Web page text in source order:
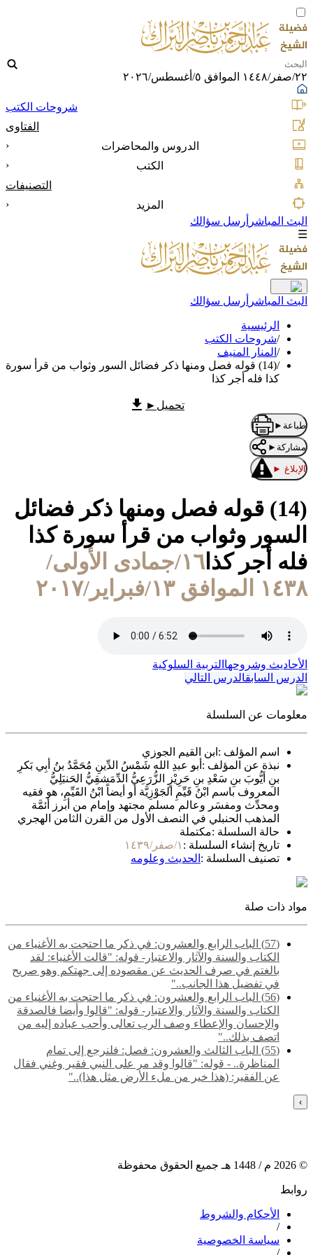
٢٢/صفر/١٤٤٨ الموافق ٥/أغسطس/٢٠٢٦
شروحات الكتب
الفتاوى
الدروس والمحاضرات
‹
الكتب
‹
التصنيفات
المزيد
‹
البث المباشر أرسل سؤالك
☰
البث المباشر أرسل سؤالك
الرئيسية
/شروحات الكتب
/ المنار المنيف
/
(14) قوله فصل ومنها ذكر فضائل السور وثواب من قرأ سورة
كذا فله أجر كذا
تحميل ►
طباعة ►
مشاركة ►
الإبلاغ ►
(14) قوله فصل ومنها ذكر فضائل
السور وثواب من قرأ سورة كذا
فله أجر كذا
١٦/جمادى الأولى/
١٤٣٨ الموافق ١٣/فبراير/٢٠١٧
الأحاديث وشروحها التربية السلوكية
الدرس السابقالدرس التالي
معلومات عن السلسلة
اسم المؤلف : ابن القيم الجوزي
نبذة عن المؤلف : أبو عبدِ الله شَمْسُ الدِّينِ مُحَمَّدُ بنُ أبِي بَكرِ
بنِ أيُّوبَ بنِ سَعْدِ بنِ حَرِيْزٍ الزُّرَعِيُّ الدِّمَشقِيُّ الحَنبَلِيُّ
المعروف باسم ابْنُ قَيِّمِ الجَوْزِيَّة أو أيضاً ابْنُ القَيِّمِ، هو فقيه
ومحدِّث ومفسَر وعالم مسلم مجتهد وإمام من أبرز أئمَّة
المذهب الحنبلي في النصف الأول من القرن الثامن الهجري
حالة السلسلة :مكتملة
تاريخ إنشاء السلسلة : ١/صفر/١٤٣٩
تصنيف السلسلة : الحديث وعلومه
مواد ذات صلة
(57) الباب الرابع والعشرون: في ذكر ما احتجت به الأغنياء من
الكتاب والسنة والآثار والاعتبار- قوله: "قالت الأغنياء: لقد
بالغتم في صرف الحديث عن مقصوده إلى جهتكم وهو صريح
في تفضيل هذا الجانب.."
(56) الباب الرابع والعشرون: في ذكر ما احتجت به الأغنياء من
الكتاب والسنة والآثار والاعتبار- قوله: "قالوا وأيضا فالصدقة
والإحسان والإعطاء وصف الرب تعالى وأحب عباده إليه من
اتصف بذلك.."
(55) ‌‌الباب الثالث والعشرون: فصل: فلنرجع إلى تمام
المناظرة.. - قوله: "قالوا وقد مر على النبي فقير وغني فقال
عن الفقير: (هذا خير من ملء الأرض مثل هذا).."
›
©
2026 م / 1448 هـ جميع الحقوق محفوظة
روابط
الأحكام والشروط
/
سياسة الخصوصية
/